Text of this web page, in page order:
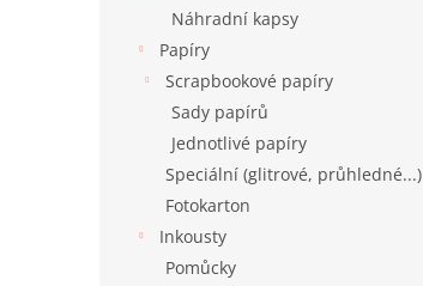
Náhradní kapsy
Papíry
Scrapbookové papíry
Sady papírů
Jednotlivé papíry
Speciální (glitrové, průhledné...)
Fotokarton
Inkousty
Pomůcky